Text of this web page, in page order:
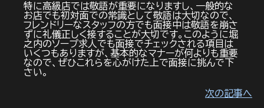
特に高級店では敬語が重要になりますし、一般的な
お店でも初対面での常識として敬語は大切なので、
フレンドリーなスタッフの方でも面接中は敬語を崩さ
ずに礼儀正しく接することが大切です。このように堀
之内のソープ求人でも面接でチェックされる項目は
いくつもありますが、基本的なマナーが何よりも重要
なので、ぜひこれらを心がけた上で面接に挑んで下
さい。
次の記事へ